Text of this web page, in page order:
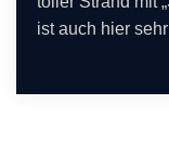
ist auch hier